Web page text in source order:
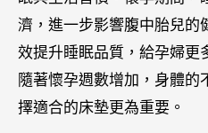
濟，進一步影響腹中胎兒的
效提升睡眠品質，給孕婦更
隨著懷孕週數增加，身體
擇適合的床墊更為重要。